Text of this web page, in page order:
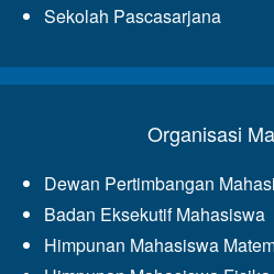
Sekolah Pascasarjana
Organisasi
Dewan Pertimbangan
Badan Eksekutif Mahasiswa
Himpunan Mahasiswa